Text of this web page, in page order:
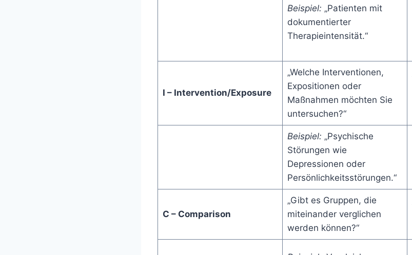
Beispiel: „Patienten mit
dokumentierter
Therapieintensität.“
I – Intervention/Exposure
„Welche Interventionen,
Expositionen oder
Maßnahmen möchten Sie
untersuchen?“
Beispiel: „Psychische
Störungen wie
Depressionen oder
Persönlichkeitsstörungen.“
C – Comparison
„Gibt es Gruppen, die
miteinander verglichen
werden können?“